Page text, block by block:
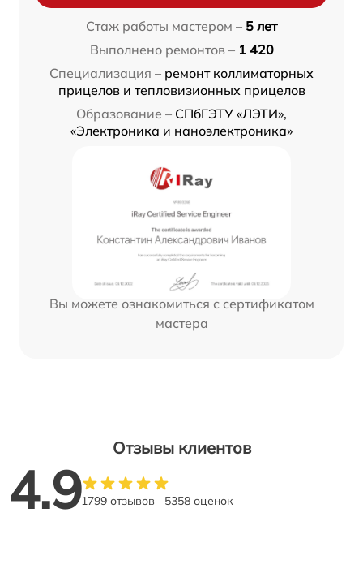
Стаж работы мастером – 5 лет
Выполнено ремонтов – 1 420
Специализация – ремонт коллиматорных
прицелов и тепловизионных прицелов
Образование – СПбГЭТУ «ЛЭТИ»,
«Электроника и наноэлектроника»
Вы можете ознакомиться с сертификатом
мастера
Отзывы клиентов
4.91799 отзывов 5358 оценок